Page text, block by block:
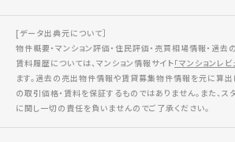
[データ出典元について］
物件概要・マンション評価・住民評価・売買相場情報・過去
賃料履歴については、マンション情報サイト「マンションレビ
ます。過去の売出物件情報や賃貸募集物件情報を元に算出
の取引価格・賃料を保証するものではありません。また、
に関し一切の責任を負いませんのでご了承ください。